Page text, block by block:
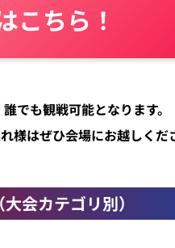
こちら！
でも観戦可能となります。
様はぜひ会場にお越しくだ
会カテゴリ別）